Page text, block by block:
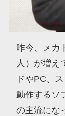
昨今、メカ
人）が増え
ドやPC、
動作するソ
の主流にな